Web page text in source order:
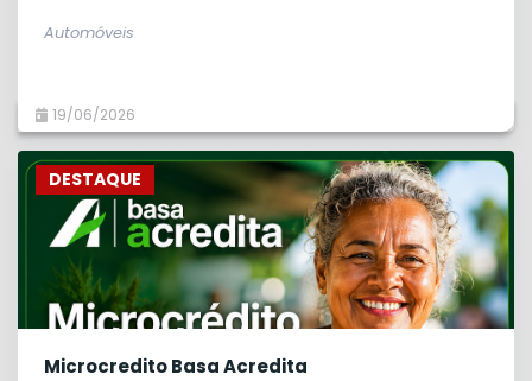
Automóveis
19/06/2026
DESTAQUE
Microcredito Basa Acredita